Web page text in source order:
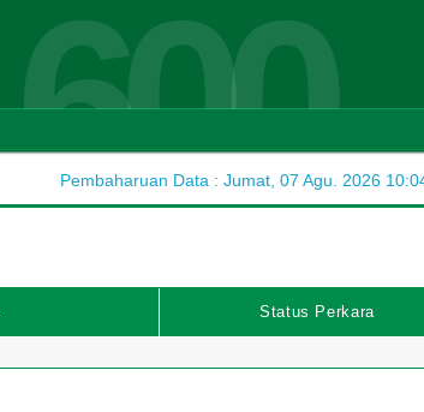
600
Pembaharuan Data : Jumat, 07 Agu. 2026
Status Perkara